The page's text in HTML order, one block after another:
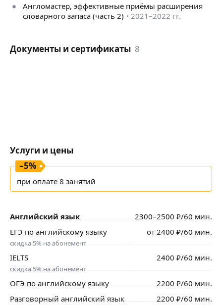
Англомастер, эффективные приёмы расширения
словарного запаса (часть 2)
2021–2022 гг.
Документы и сертификаты 8
Услуги и цены
–5%
при оплате 8 занятий
Английский язык 2300–2500 ₽/60 мин.
ЕГЭ по английскому языку
скидка 5% на абонемент
от 2400 ₽/60 мин.
IELTS
скидка 5% на абонемент
2400 ₽/60 мин.
ОГЭ по английскому языку 2200 ₽/60 мин.
Разговорный английский язык
2200 ₽/60 мин.